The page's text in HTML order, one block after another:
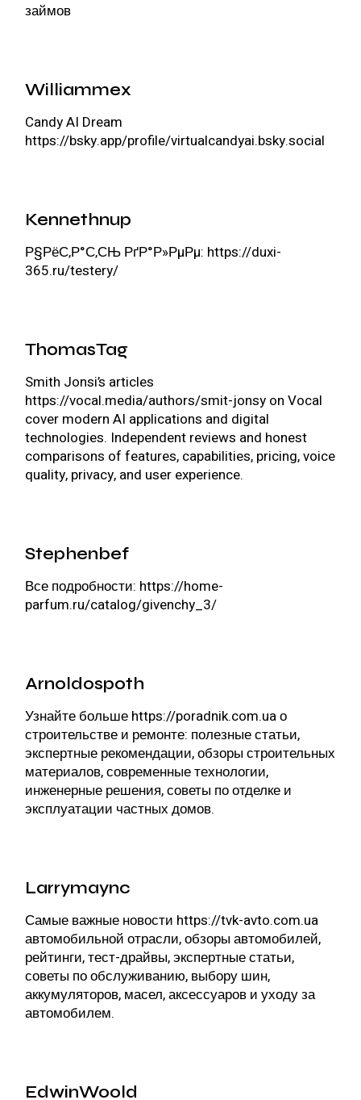
займов
Williammex
Candy AI Dream
https://bsky.app/profile/virtualcandyai.bsky.social
Kennethnup
Р§РёС‚Р°С‚СЊ РґР°Р»РµРµ: https://duxi-
365.ru/testery/
ThomasTag
Smith Jonsi’s articles
https://vocal.media/authors/smit-jonsy on Vocal
cover modern AI applications and digital
technologies. Independent reviews and honest
comparisons of features, capabilities, pricing, voice
quality, privacy, and user experience.
Stephenbef
Все подробности: https://home-
parfum.ru/catalog/givenchy_3/
Arnoldospoth
Узнайте больше https://poradnik.com.uaо
строительстве и ремонте: полезные статьи,
экспертные рекомендации, обзоры строительных
материалов, современные технологии,
инженерные решения, советы по отделке и
эксплуатации частных домов.
Larrymaync
Самые важные новости https://tvk-avto.com.ua
автомобильной отрасли, обзоры автомобилей,
рейтинги, тест-драйвы, экспертные статьи,
советы по обслуживанию, выбору шин,
аккумуляторов, масел, аксессуаров и уходу за
автомобилем.
EdwinWoold